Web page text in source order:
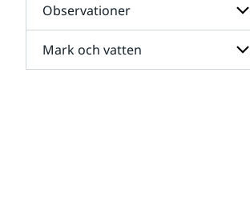
och
till
Observationer
Mark och vatten